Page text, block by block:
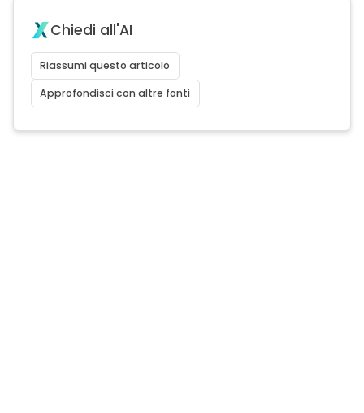
Chiedi all'AI
Riassumi questo articolo
Approfondisci con altre fonti